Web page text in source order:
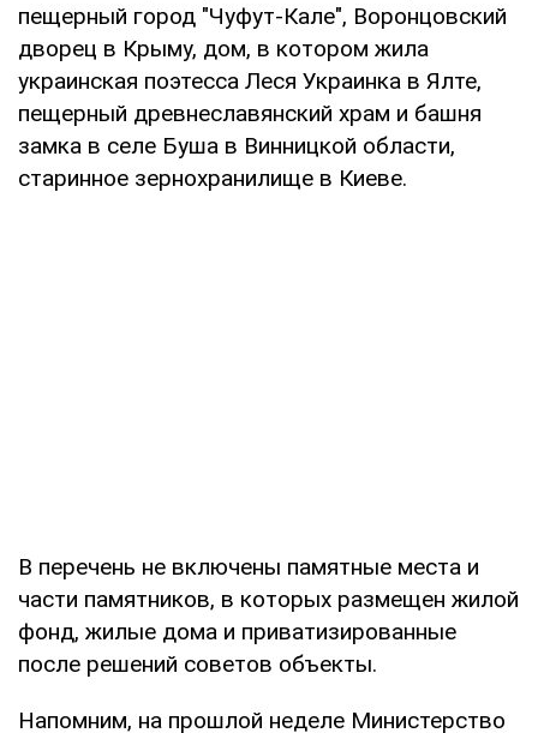
пещерный город "Чуфут-Кале", Воронцовский
дворец в Крыму, дом, в котором жила
украинская поэтесса Леся Украинка в Ялте,
пещерный древнеславянский храм и башня
замка в селе Буша в Винницкой области,
старинное зернохранилище в Киеве.
В перечень не включены памятные места и
части памятников, в которых размещен жилой
фонд, жилые дома и приватизированные
после решений советов объекты.
Напомним, на прошлой неделе Министерство